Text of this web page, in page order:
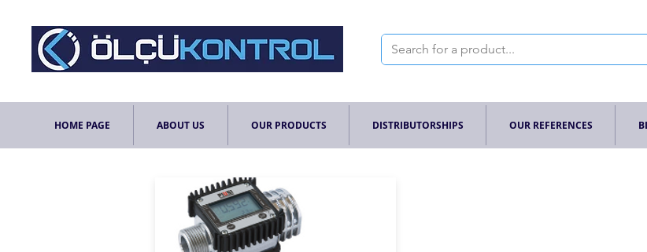
HOME PAGE ABOUT US OUR PRODUCTS DISTRIBUTORSHIPS OUR REFERENCES